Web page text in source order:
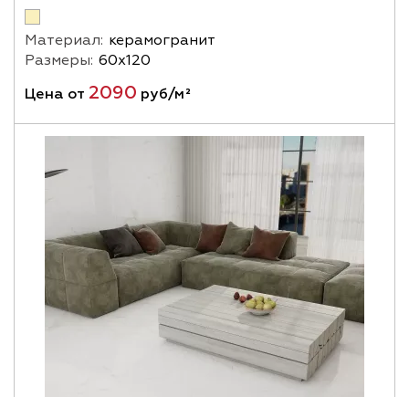
Материал: керамогранит
Размеры: 60х120
Цена от 2090 руб/м²